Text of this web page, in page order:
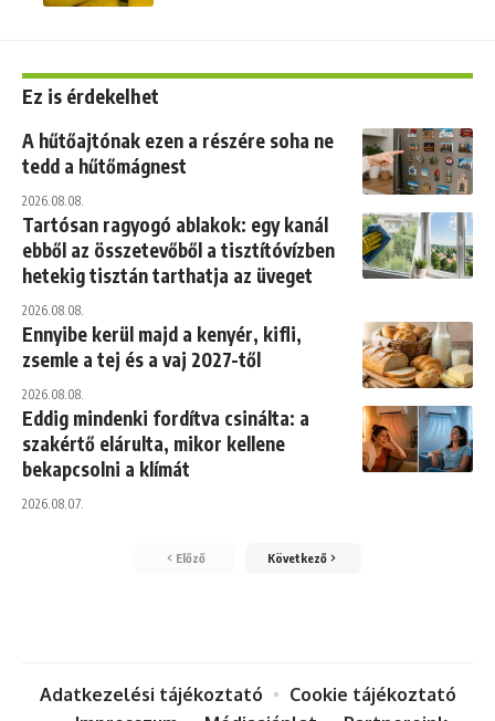
Ez is érdekelhet
A hűtőajtónak ezen a részére soha ne
tedd a hűtőmágnest
2026.08.08.
Tartósan ragyogó ablakok: egy kanál
ebből az összetevőből a tisztítóvízben
hetekig tisztán tarthatja az üveget
2026.08.08.
Ennyibe kerül majd a kenyér, kifli,
zsemle a tej és a vaj 2027-től
2026.08.08.
Eddig mindenki fordítva csinálta: a
szakértő elárulta, mikor kellene
bekapcsolni a klímát
2026.08.07.
Előző Következő
Adatkezelési tájékoztató
Cookie tájékoztató